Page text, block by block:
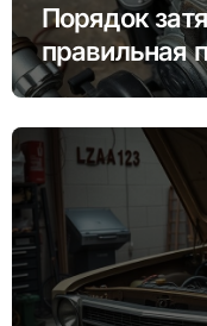
Порядок
правильная
моменты